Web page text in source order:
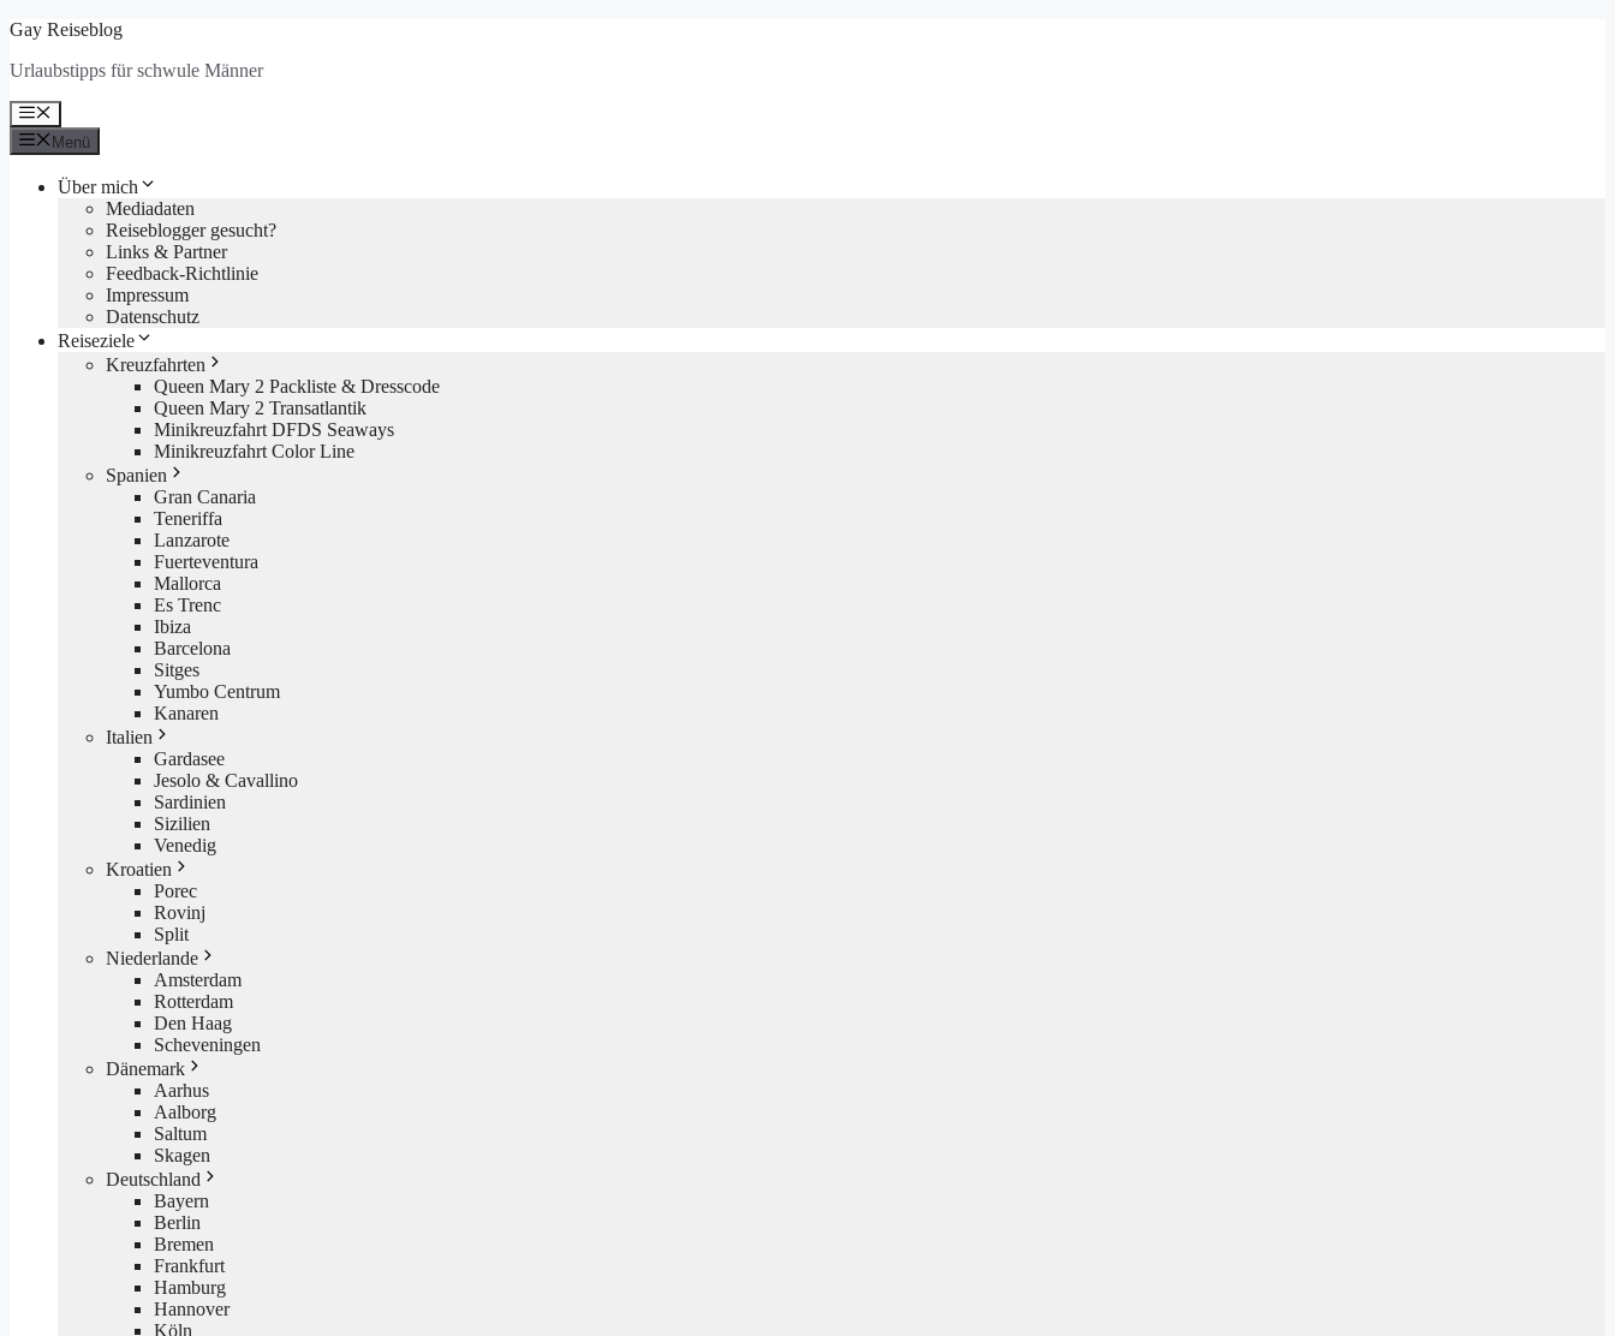
Zum
springen
Gay Reiseblog
Urlaubstipps für schwule Männer
Menü
Menü
Über mich
Mediadaten
Reiseblogger gesucht?
Links & Partner
Feedback-Richtlinie
Impressum
Datenschutz
Reiseziele
Kreuzfahrten
Queen Mary 2 Packliste & Dresscode
Queen Mary 2 Transatlantik
Minikreuzfahrt DFDS Seaways
Minikreuzfahrt Color Line
Spanien
Gran Canaria
Teneriffa
Lanzarote
Fuerteventura
Mallorca
Es Trenc
Ibiza
Barcelona
Sitges
Yumbo Centrum
Kanaren
Italien
Gardasee
Jesolo & Cavallino
Sardinien
Sizilien
Venedig
Kroatien
Porec
Rovinj
Split
Niederlande
Amsterdam
Rotterdam
Den Haag
Scheveningen
Dänemark
Aarhus
Aalborg
Saltum
Skagen
Deutschland
Bayern
Berlin
Bremen
Frankfurt
Hamburg
Hannover
Köln